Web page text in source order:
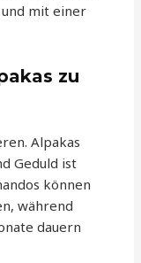
mit einer
zu
Alpakas
Geduld ist
können
während
dauern